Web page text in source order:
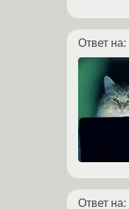
Ответ на:
Ответ на: